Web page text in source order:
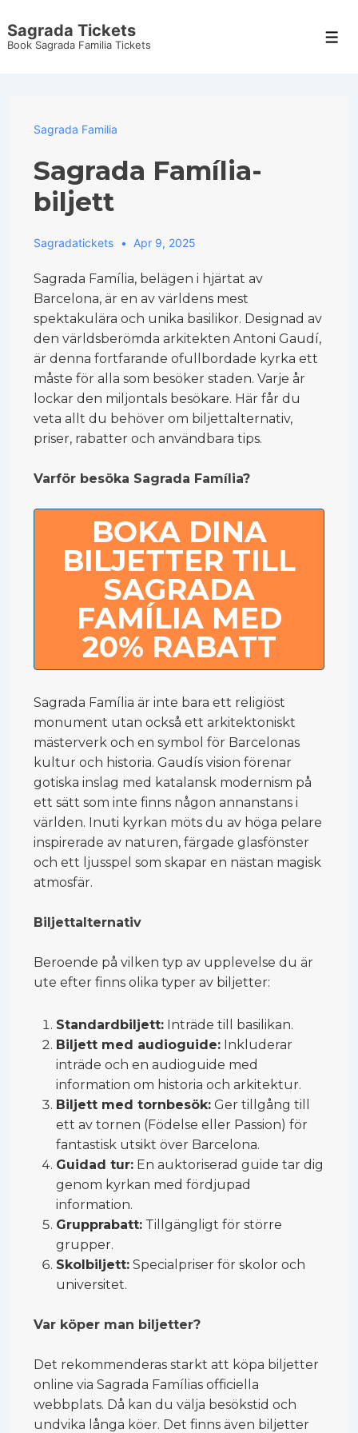
Skip
to
Sagrada Tickets
Book Sagrada Familia Tickets
Sagrada Familia
Sagrada Família-
biljett
Sagradatickets Apr 9, 2025
Sagrada Família, belägen i hjärtat av
Barcelona, är en av världens mest
spektakulära och unika basilikor. Designad av
den världsberömda arkitekten Antoni Gaudí,
är denna fortfarande ofullbordade kyrka ett
måste för alla som besöker staden. Varje år
lockar den miljontals besökare. Här får du
veta allt du behöver om biljettalternativ,
priser, rabatter och användbara tips.
Varför besöka Sagrada Família?
BOKA DINA
BILJETTER TILL
SAGRADA
FAMÍLIA MED
20% RABATT
Sagrada Família är inte bara ett religiöst
monument utan också ett arkitektoniskt
mästerverk och en symbol för Barcelonas
kultur och historia. Gaudís vision förenar
gotiska inslag med katalansk modernism på
ett sätt som inte finns någon annanstans i
världen. Inuti kyrkan möts du av höga pelare
inspirerade av naturen, färgade glasfönster
och ett ljusspel som skapar en nästan magisk
atmosfär.
Biljettalternativ
Beroende på vilken typ av upplevelse du är
ute efter finns olika typer av biljetter:
Standardbiljett: Inträde till basilikan.
Biljett med audioguide: Inkluderar
inträde och en audioguide med
information om historia och arkitektur.
Biljett med tornbesök: Ger tillgång till
ett av tornen (Födelse eller Passion) för
fantastisk utsikt över Barcelona.
Guidad tur: En auktoriserad guide tar dig
genom kyrkan med fördjupad
information.
Grupprabatt: Tillgängligt för större
grupper.
Skolbiljett: Specialpriser för skolor och
universitet.
Var köper man biljetter?
Det rekommenderas starkt att köpa biljetter
online via Sagrada Famílias officiella
webbplats. Då kan du välja besökstid och
undvika långa köer. Det finns även biljetter